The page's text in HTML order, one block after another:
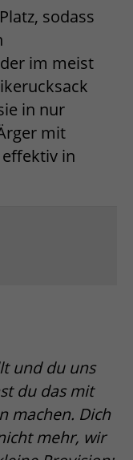
sodass
im meist
in nur
mit
in
und du uns
du das mit
machen. Dich
mehr, wir